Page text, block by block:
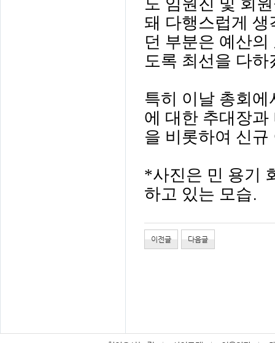
도 임원진 및 회
돼 다행스럽게 생
던 부분은 예산
도록 최선을 다하
특히 이날 총회
에 대한 추대장
을 비롯하여 신
*사진은 민 용기
하고 있는 모습.
이전글 다음글